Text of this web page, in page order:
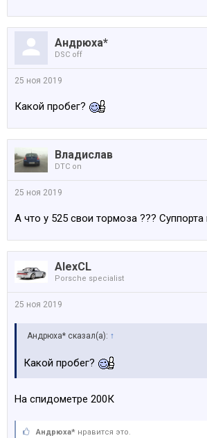
Андрюха*
DSC off
25 ноя 2019
Какой пробег?
Владислав
DTC on
25 ноя 2019
А что у 525 свои тормоза ???
AlexCL
Porsche specialist
25 ноя 2019
Андрюха* сказал(а): ↑
Какой пробег?
На спидометре 200К
Андрюха* нравится это.